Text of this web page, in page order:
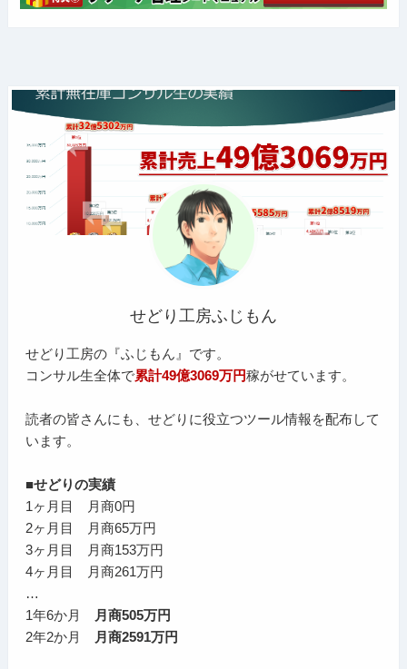
せどり工房ふじもん
せどり工房の『ふじもん』です。
コンサル生全体で累計49億3069万円稼がせています。
読者の皆さんにも、せどりに役立つツール情報を配布して
います。
■せどりの実績
1ヶ月目 月商0円
2ヶ月目 月商65万円
3ヶ月目 月商153万円
4ヶ月目 月商261万円
…
1年6か月
月商505万円
2年2か月
月商2591万円